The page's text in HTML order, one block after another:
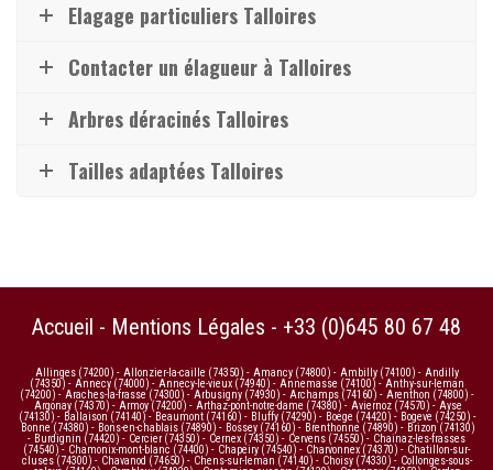
Elagage particuliers Talloires
Contacter un élagueur à Talloires
Arbres déracinés Talloires
Tailles adaptées Talloires
Accueil - Mentions Légales - +33 (0)645 80 67 48
Allinges (74200) - Allonzier-la-caille (74350) - Amancy (74800) - Ambilly (74100) - Andilly
(74350) - Annecy (74000) - Annecy-le-vieux (74940) - Annemasse (74100) -Anthy-sur-leman
(74200) - Araches-la-frasse (74300) - Arbusigny (74930) - Archamps (74160) - Arenthon (74800) -
Argonay (74370) - Armoy (74200) - Arthaz-pont-notre-dame (74380) - Aviernoz (74570) - Ayse
(74130) - Ballaison (74140) -Beaumont (74160) - Bluffy (74290) - Boege (74420) - Bogeve (74250) -
Bonne (74380) - Bons-en-chablais (74890) - Bossey (74160) - Brenthonne (74890) - Brizon (74130)
- Burdignin (74420) - Cercier (74350) - Cernex (74350) - Cervens (74550)- Chainaz-les-frasses
(74540) - Chamonix-mont-blanc (74400) - Chapeiry (74540) - Charvonnex (74370) - Chatillon-sur-
cluses (74300) - Chavanod (74650) - Chens-sur-leman (74140) - Choisy (74330) - Collonges-sous-